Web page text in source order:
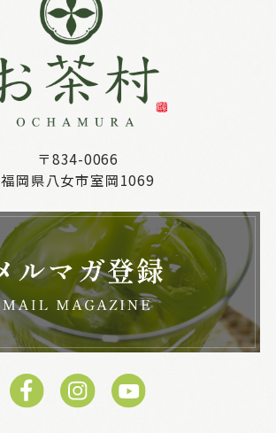
〒834-0066
福岡県八女市室岡1069